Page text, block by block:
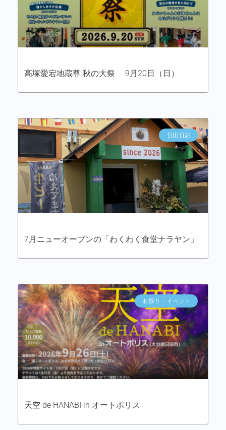
高塚愛宕地蔵尊 秋の大祭 9月20日（日）
日田日記
7月ニューオープンの「わくわく食堂ナラヤン」
お祭り・イベント
天空 de HANABI in オートポリス